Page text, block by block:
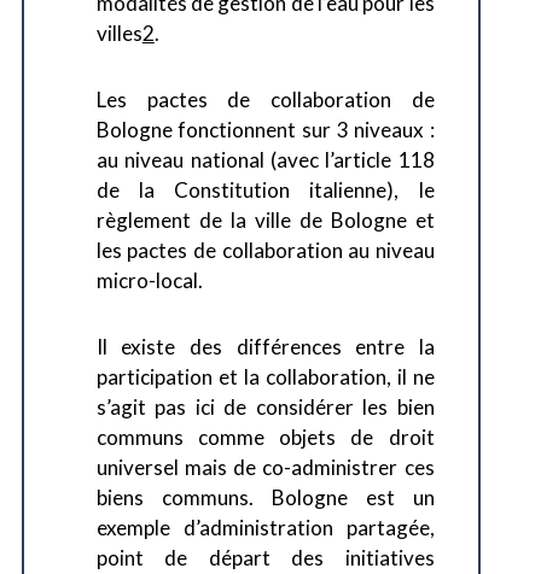
villes2.
Les pactes de collaboration de
Bologne fonctionnent sur 3 niveaux :
au niveau national (avec l’article 118
de la Constitution italienne), le
règlement de la ville de Bologne et
les pactes de collaboration au niveau
micro-local.
Il existe des différences entre la
participation et la collaboration, il ne
s’agit pas ici de considérer les bien
communs comme objets de droit
universel mais de co-administrer ces
biens communs. Bologne est un
exemple d’administration partagée,
point de départ des initiatives